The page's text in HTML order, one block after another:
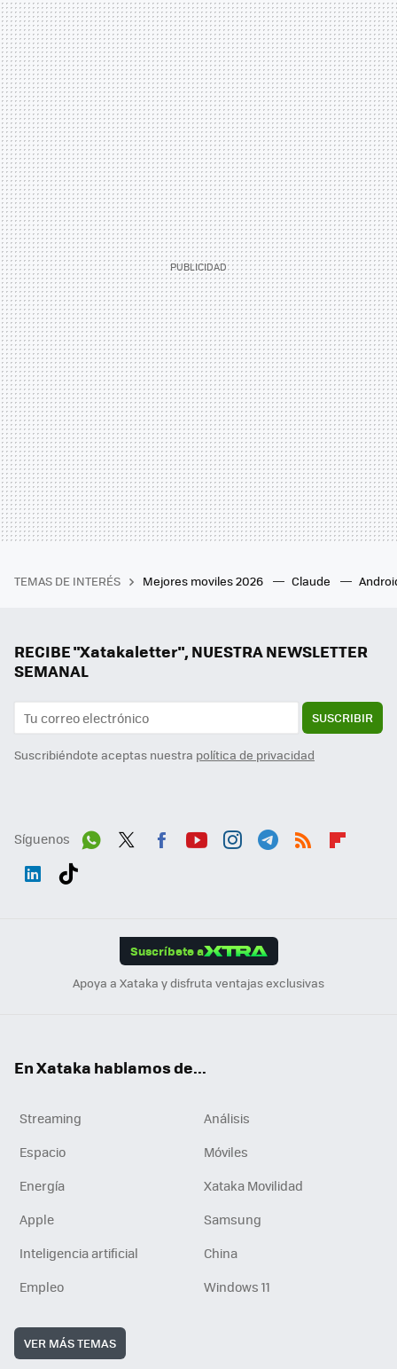
TEMAS DE INTERÉS Mejores moviles 2026 Claude
RECIBE "Xatakaletter", NUESTRA NEWSLETTER
SEMANAL
SUSCRIBIR
Suscribiéndote aceptas nuestra política de privacidad
Síguenos
Suscríbete a
Apoya a Xataka y disfruta ventajas exclusivas
En Xataka hablamos de...
Streaming
Análisis
Espacio
Móviles
Energía
Xataka Movilidad
Apple
Samsung
Inteligencia artificial
China
Empleo
Windows 11
VER MÁS TEMAS